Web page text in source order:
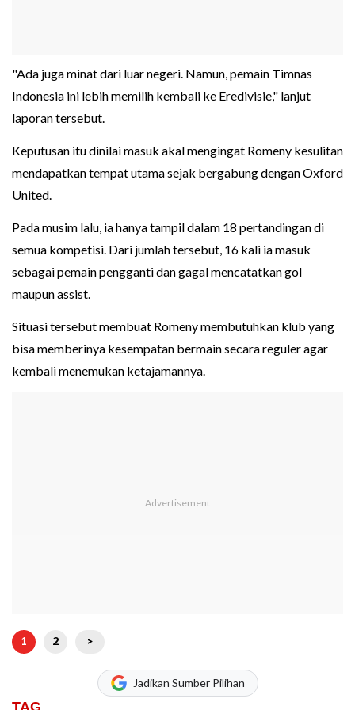
"Ada juga minat dari luar negeri. Namun, pemain Timnas
Indonesia ini lebih memilih kembali ke Eredivisie," lanjut
laporan tersebut.
Keputusan itu dinilai masuk akal mengingat Romeny kesulitan
mendapatkan tempat utama sejak bergabung dengan Oxford
United.
Pada musim lalu, ia hanya tampil dalam 18 pertandingan di
semua kompetisi. Dari jumlah tersebut, 16 kali ia masuk
sebagai pemain pengganti dan gagal mencatatkan gol
maupun assist.
Situasi tersebut membuat Romeny membutuhkan klub yang
bisa memberinya kesempatan bermain secara reguler agar
kembali menemukan ketajamannya.
1 2 >
Jadikan Sumber Pilihan
TAG